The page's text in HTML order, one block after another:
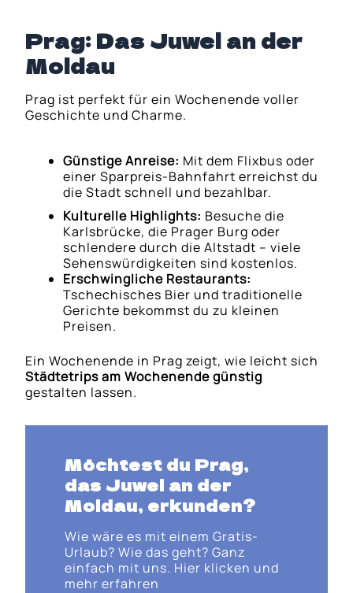
Prag: Das Juwel an der
Moldau
Prag ist perfekt für ein Wochenende voller
Geschichte und Charme.
Günstige Anreise: Mit dem Flixbus oder
einer Sparpreis-Bahnfahrt erreichst du
die Stadt schnell und bezahlbar.
Kulturelle Highlights: Besuche die
Karlsbrücke, die Prager Burg oder
schlendere durch die Altstadt – viele
Sehenswürdigkeiten sind kostenlos.
Erschwingliche Restaurants:
Tschechisches Bier und traditionelle
Gerichte bekommst du zu kleinen
Preisen.
Ein Wochenende in Prag zeigt, wie leicht sich
Städtetrips am Wochenende günstig
gestalten lassen.
Möchtest du Prag,
das Juwel an der
Moldau, erkunden?
Wie wäre es mit einem Gratis-
Urlaub? Wie das geht? Ganz
einfach mit uns. Hier klicken und
mehr erfahren